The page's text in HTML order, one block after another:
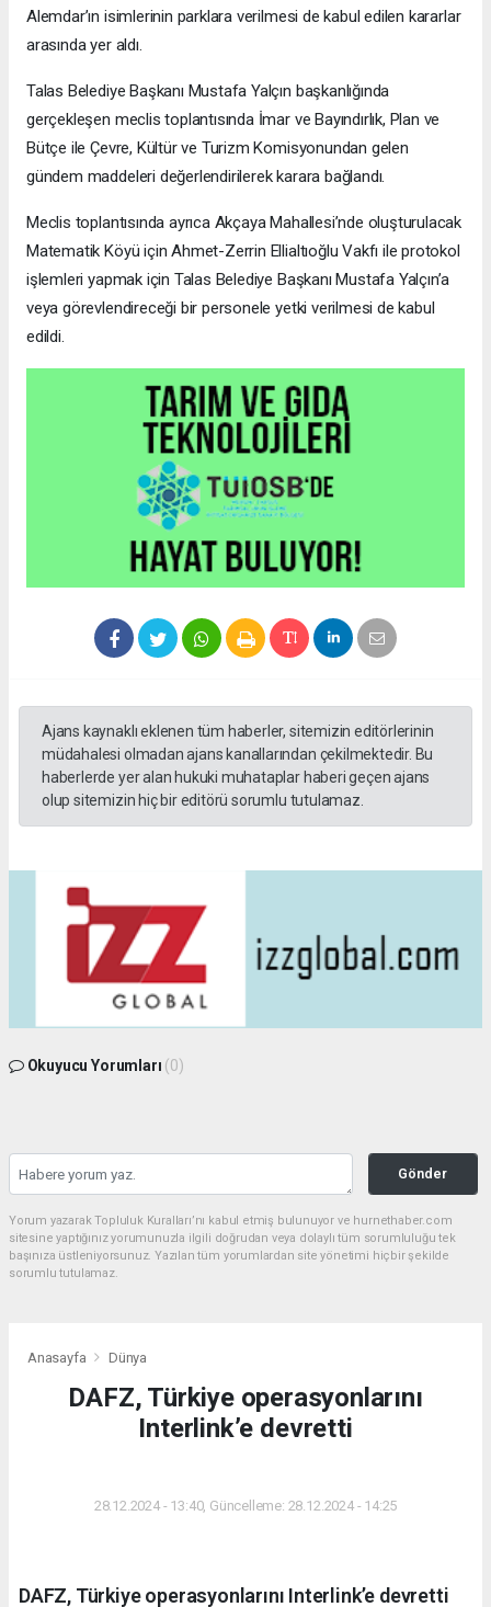
Alemdar’ın isimlerinin parklara verilmesi de kabul edilen kararlar
arasında yer aldı.
Talas Belediye Başkanı Mustafa Yalçın başkanlığında
gerçekleşen meclis toplantısında İmar ve Bayındırlık, Plan ve
Bütçe ile Çevre, Kültür ve Turizm Komisyonundan gelen
gündem maddeleri değerlendirilerek karara bağlandı.
Meclis toplantısında ayrıca Akçaya Mahallesi’nde oluşturulacak
Matematik Köyü için Ahmet-Zerrin Ellialtıoğlu Vakfı ile protokol
işlemleri yapmak için Talas Belediye Başkanı Mustafa Yalçın’a
veya görevlendireceği bir personele yetki verilmesi de kabul
edildi.
Ajans kaynaklı eklenen tüm haberler, sitemizin editörlerinin
müdahalesi olmadan ajans kanallarından çekilmektedir. Bu
haberlerde yer alan hukuki muhataplar haberi geçen ajans
olup sitemizin hiç bir editörü sorumlu tutulamaz.
Okuyucu Yorumları (0)
Gönder
Yorum yazarak Topluluk Kuralları’nı kabul etmiş bulunuyor ve hurnethaber.com
sitesine yaptığınız yorumunuzla ilgili doğrudan veya dolaylı tüm sorumluluğu tek
başınıza üstleniyorsunuz. Yazılan tüm yorumlardan site yönetimi hiçbir şekilde
sorumlu tutulamaz.
Anasayfa Dünya
DAFZ, Türkiye operasyonlarını
Interlink’e devretti
28.12.2024 - 13:40, Güncelleme: 28.12.2024 - 14:25
DAFZ, Türkiye operasyonlarını Interlink’e devretti